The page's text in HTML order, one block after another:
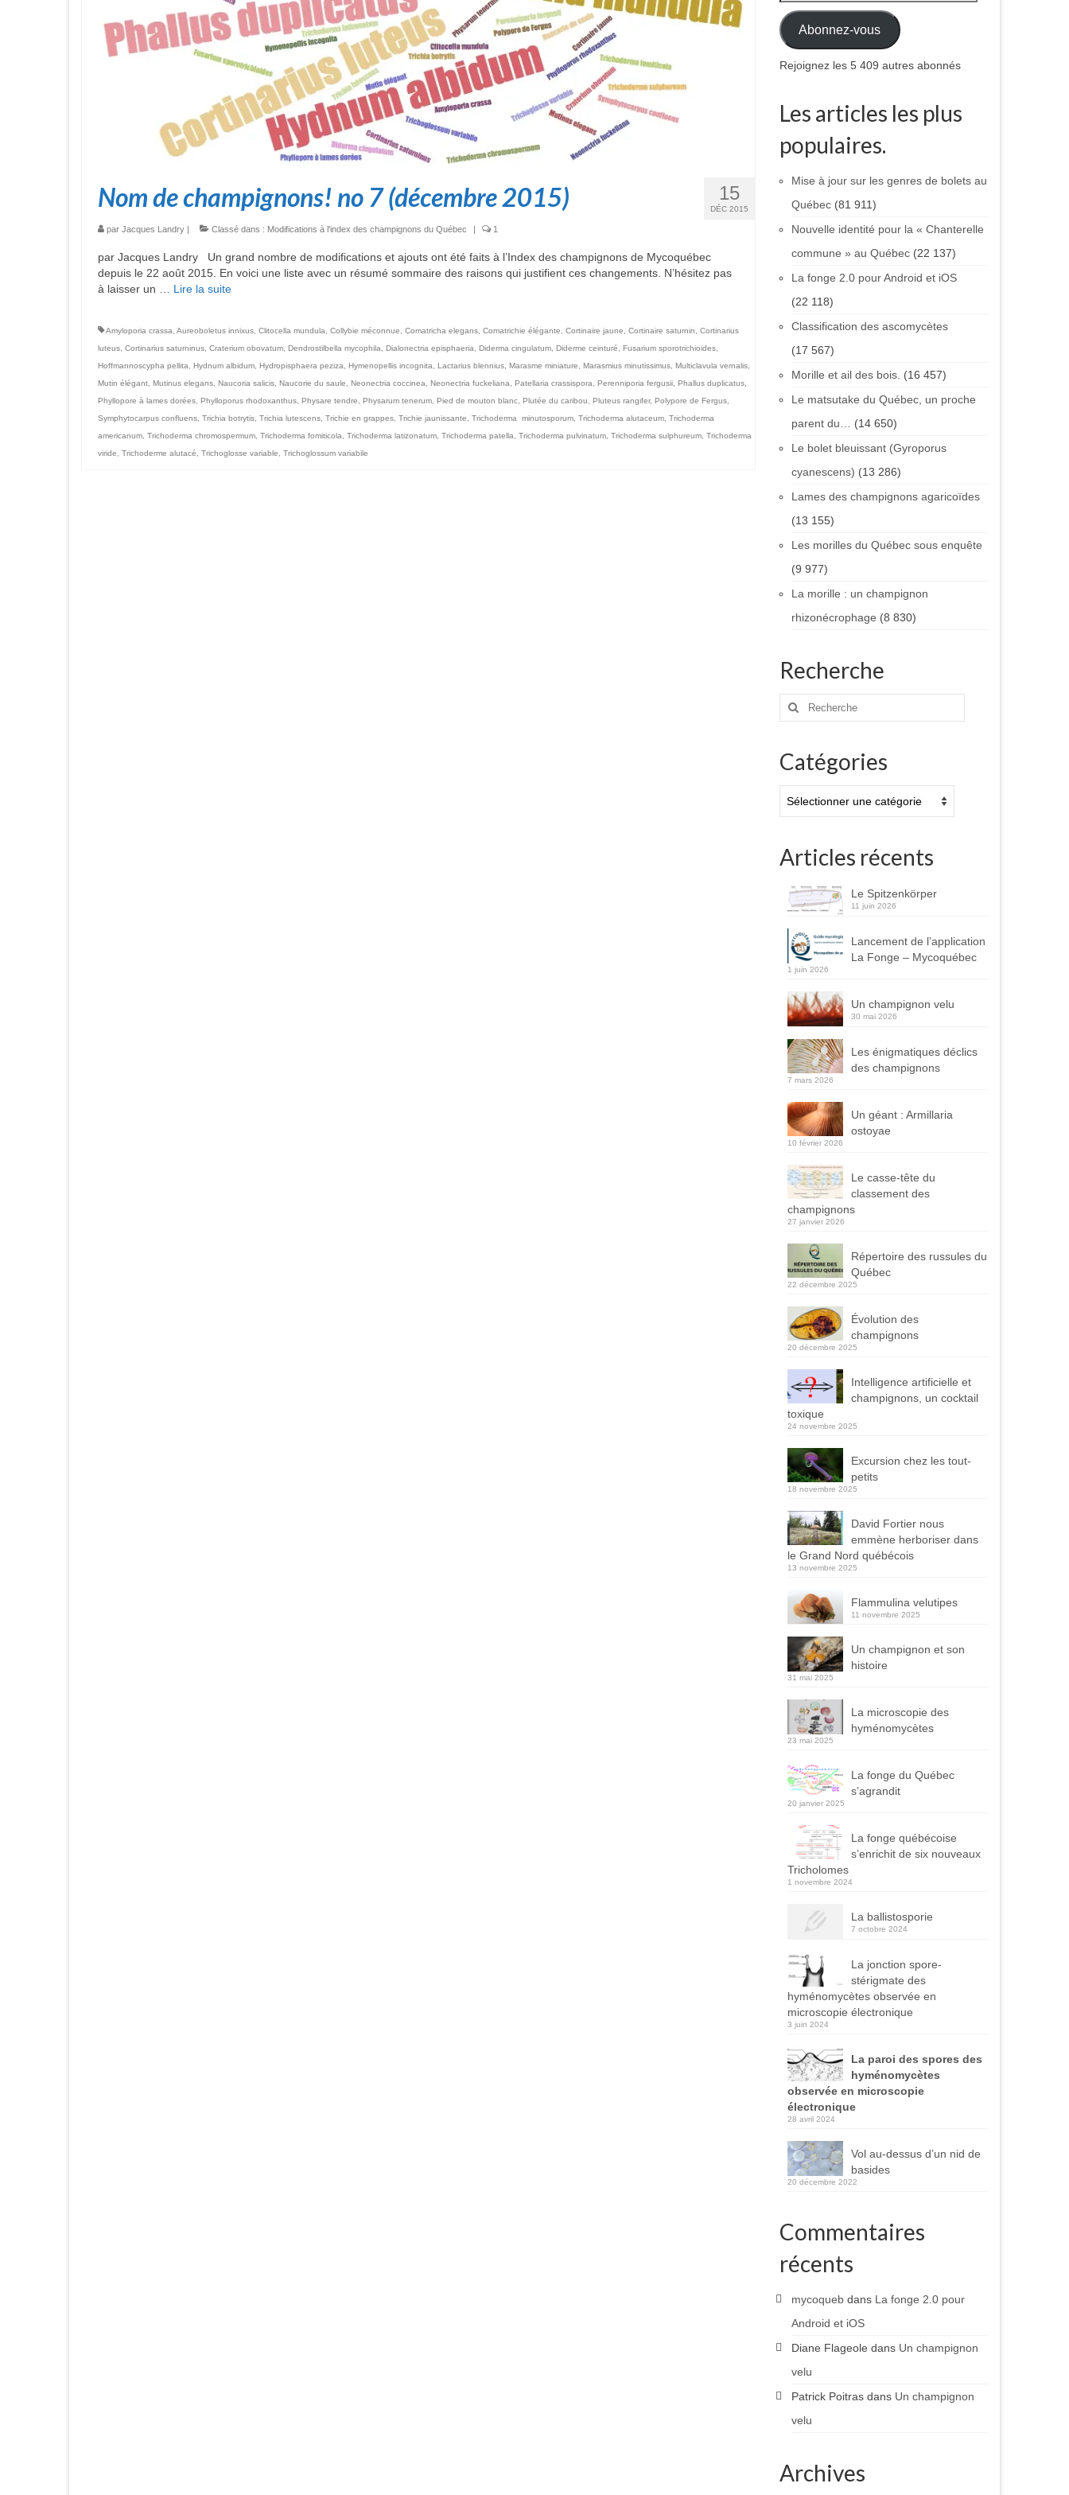
15
DÉC 2015
Nom de champignons! no 7 (décembre 2015)
par Jacques Landry | Classé dans : Modifications à l'index des champignons du Québec | 1
par Jacques Landry Un grand nombre de modifications et ajouts ont été faits à l’Index des champignons de Mycoquébec
depuis le 22 août 2015. En voici une liste avec un résumé sommaire des raisons qui justifient ces changements. N’hésitez pas
à laisser un … Lire la suite­­
Amyloporia crassa Aureoboletus innixus Clitocella mundula Collybie méconnue Comatricha elegans Comatrichie élégante Cortinaire jaune Cortinaire saturnin
Cortinarius
luteus Cortinarius saturninus Craterium obovatum Dendrostilbella mycophila Dialonectria episphaeria Diderma cingulatum Diderme ceinturé Fusarium sporotrichioides
Hoffmannoscypha pellita
Hydnum albidum Hydropisphaera peziza Hymenopellis incognita Lactarius blennius Marasme miniature Marasmius minutissimus Multiclavula vernalis
Mutin élégant Mutinus elegans Naucoria salicis Naucorie du saule Neonectria coccinea Neonectria fuckeliana Patellaria crassispora Perenniporia fergusii Phallus duplicatus
Phyllopore à lames dorées Phylloporus rhodoxanthus Physare tendre Physarum tenerum Pied de mouton blanc Plutée du caribou Pluteus rangifer, Polypore de Fergus
Symphytocarpus confluens Trichia botrytis Trichia lutescens Trichie en grappes Trichie jaunissante Trichoderma minutosporum Trichoderma alutaceum Trichoderma
americanum Trichoderma chromospermum Trichoderma fomiticola Trichoderma latizonatum Trichoderma patella Trichoderma pulvinatum Trichoderma sulphureum Trichoderma
viride
Trichoderme alutacé Trichoglosse variable Trichoglossum variabile
Abonnez-vous
Rejoignez les 5 409 autres abonnés
Les articles les plus
populaires.
Mise à jour sur les genres de bolets au
Québec (81 911)
Nouvelle identité pour la « Chanterelle
commune » au Québec (22 137)
La fonge 2.0 pour Android et iOS
(22 118)
Classification des ascomycètes
(17 567)
Morille et ail des bois. (16 457)
Le matsutake du Québec, un proche
parent du…
(14 650)
Le bolet bleuissant (Gyroporus
cyanescens) (13 286)
Lames des champignons agaricoïdes
(13 155)
Les morilles du Québec sous enquête
(9 977)
La morille : un champignon
rhizonécrophage (8 830)
Recherche
Rechercher
Catégories
Articles récents
Le Spitzenkörper
11 juin 2026
Lancement de l’application
La Fonge – Mycoquébec
1 juin 2026
Un champignon velu
30 mai 2026
Les énigmatiques déclics
des champignons
7 mars 2026
Un géant : Armillaria
ostoyae
10 février 2026
Le casse-tête du
classement des
champignons
27 janvier 2026
Répertoire des russules du
Québec
22 décembre 2025
Évolution des
champignons
20 décembre 2025
Intelligence artificielle et
champignons, un cocktail
toxique
24 novembre 2025
Excursion chez les tout-
petits
18 novembre 2025
David Fortier nous
emmène herboriser dans
le Grand Nord québécois
13 novembre 2025
Flammulina velutipes
11 novembre 2025
Un champignon et son
histoire
31 mai 2025
La microscopie des
hyménomycètes
23 mai 2025
La fonge du Québec
s’agrandit
20 janvier 2025
La fonge québécoise
s’enrichit de six nouveaux
Tricholomes
1 novembre 2024
La ballistosporie
7 octobre 2024
La jonction spore-
stérigmate des
hyménomycètes observée en
microscopie électronique
3 juin 2024
La paroi des spores des
hyménomycètes
observée en microscopie
électronique
28 avril 2024
Vol au-dessus d’un nid de
basides
20 décembre 2022
Commentaires
récents
mycoquebdans La fonge 2.0 pour
Android et iOS
Diane Flageole dans Un champignon
velu
Patrick Poitrasdans Un champignon
velu
Archives